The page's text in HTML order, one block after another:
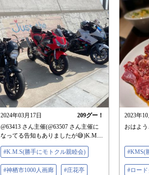
2024年03月17日 209グー！
@63413 さん主催(@63507 さん主催に
なってる告知もありましたが😅)K.M....
#K.M.S(勝手にモトクル親睦会)
#神栖市1000人画廊 #庄花亭
2023年10
おはよ
#KMS(
#ロー